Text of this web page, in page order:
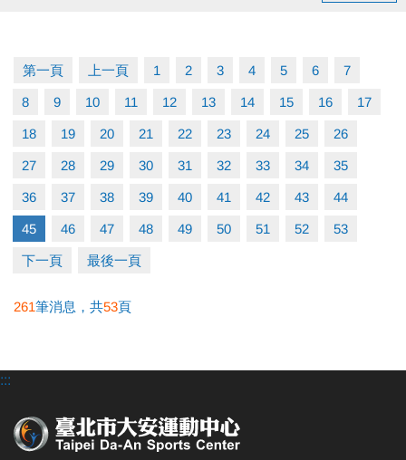
活動現場完成下列條件，
精美贈品送給您，數量有限，送完為止
★ 臉書按讚+google五星好評
★ 活動時間內一次捐贈20張114年1-2月紙本發票
【好運蛇進來─滿額抽好禮 】
活動期間來館消費，單張發票滿499即可獲得一次抽獎
好禮六抽一，限量253名，現抽現領，數量有限，送完
元仍抽獎一次。
※大安/和平停車場、委外經營店鋪、統一超商自動販
賣機發票均不可參加抽獎。
第一頁 上一頁 1 2 3 4 5 6 7
8 9 10 11 12 13 14 15 16 17
18 19 20 21 22 23 24 25 26
27 28 29 30 31 32 33 34 35
36 37 38 39 40 41 42 43 44
45 46 47 48 49 50 51 52 53
下一頁 最後一頁
261筆消息，共53頁
:::